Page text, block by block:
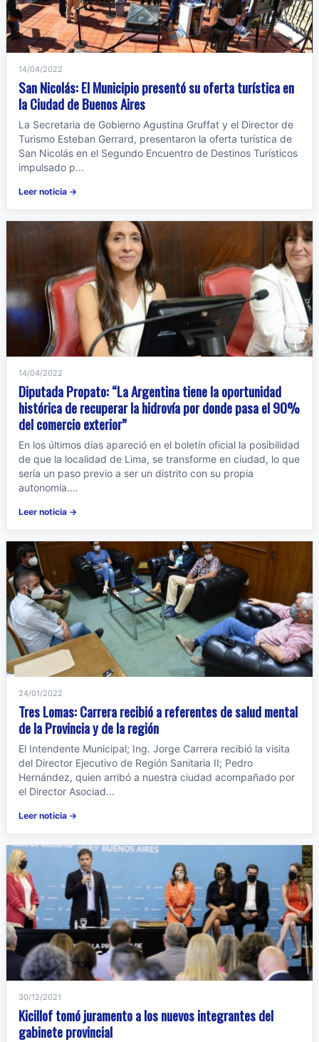
14/04/2022
San Nicolás: El Municipio presentó su oferta turística en
la Ciudad de Buenos Aires
La Secretaria de Gobierno Agustina Gruffat y el Director de
Turismo Esteban Gerrard, presentaron la oferta turística de
San Nicolás en el Segundo Encuentro de Destinos Turísticos
impulsado p...
Leer noticia →
14/04/2022
Diputada Propato: “La Argentina tiene la oportunidad
histórica de recuperar la hidrovía por donde pasa el 90%
del comercio exterior”
En los últimos días apareció en el boletín oficial la posibilidad
de que la localidad de Lima, se transforme en ciudad, lo que
sería un paso previo a ser un distrito con su propia
autonomía....
Leer noticia →
24/01/2022
Tres Lomas: Carrera recibió a referentes de salud mental
de la Provincia y de la región
El Intendente Municipal; Ing. Jorge Carrera recibió la visita
del Director Ejecutivo de Región Sanitaria II; Pedro
Hernández, quien arribó a nuestra ciudad acompañado por
el Director Asociad...
Leer noticia →
30/12/2021
Kicillof tomó juramento a los nuevos integrantes del
gabinete provincial